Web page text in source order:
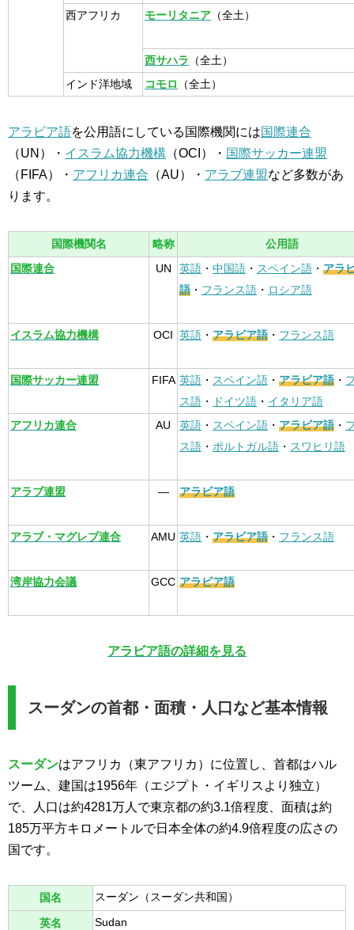
西アフリカ
モーリタニア （全土）
西サハラ
（全土）
インド洋地域
コモロ （全土）
アラビア語を公用語にしている国際機関には国際連合
（UN）・ イスラム協力機構 （OCI）・ 国際サッカー連盟
（FIFA）・ アフリカ連合 （AU）・ アラブ連盟など多数があ
ります。
国際機関名 略称 公用語
国際連合 UN 英語 ・ 中国語 ・ スペイン語 ・ アラ
語 ・ フランス語 ・ ロシア語
イスラム協力機構 OCI 英語 ・ アラビア語 ・ フランス語
国際サッカー連盟 FIFA 英語 ・ スペイン語 ・ アラビア語 ・
ス語 ・ ドイツ語 ・ イタリア語
アフリカ連合
AU 英語 ・ スペイン語 ・ アラビア語 ・
ス語 ・ ポルトガル語 ・ スワヒリ語
アラブ連盟 — アラビア語
アラブ・マグレブ連合 AMU 英語 ・ アラビア語 ・ フランス語
湾岸協力会議 GCC アラビア語
アラビア語の詳細を見る
スーダンの首都・面積・人口など基本情報
スーダンはアフリカ（東アフリカ）に位置し、首都はハル
ツーム、建国は1956年（エジプト・イギリスより独立）
で、人口は約4281万人で東京都の約3.1倍程度、面積は約
185万平方キロメートルで日本全体の約4.9倍程度の広さの
国です。
国名 スーダン（スーダン共和国）
英名 Sudan